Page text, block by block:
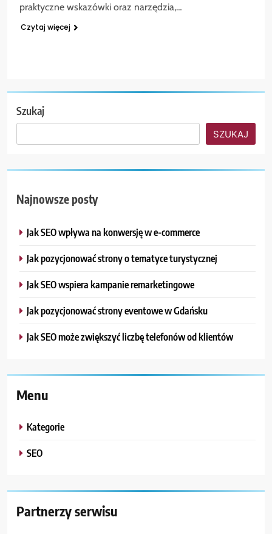
praktyczne wskazówki oraz narzędzia,…
Czytaj więcej
Szukaj
SZUKAJ
Najnowsze posty
Jak SEO wpływa na konwersję w e-commerce
Jak pozycjonować strony o tematyce turystycznej
Jak SEO wspiera kampanie remarketingowe
Jak pozycjonować strony eventowe w Gdańsku
Jak SEO może zwiększyć liczbę telefonów od klientów
Menu
Kategorie
SEO
Partnerzy serwisu